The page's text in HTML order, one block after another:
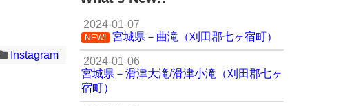
Instagram
2024-01-07
NEW! 宮城県－曲滝（刈田郡七ヶ宿町）
2024-01-06
宮城県－滑津大滝/滑津小滝（刈田郡七ヶ
宿町）